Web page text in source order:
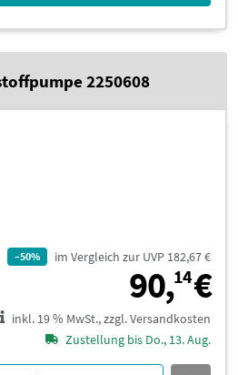
2250608
–50% im Vergleich zur UVP 182,67 €
90,14€
inkl. 19 % MwSt., zzgl. Versandkosten
Zustellung bis Do., 13. Aug.